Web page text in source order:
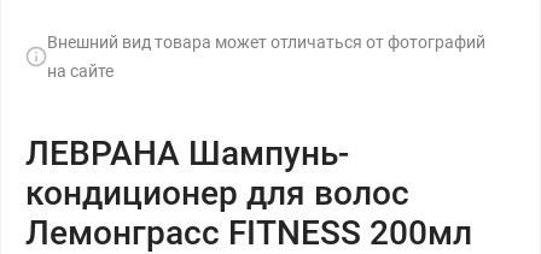
Внешний вид товара может отличаться от фотографий
на сайте
ЛЕВРАНА Шампунь-
кондиционер для волос
Лемонграсс FITNESS 200мл